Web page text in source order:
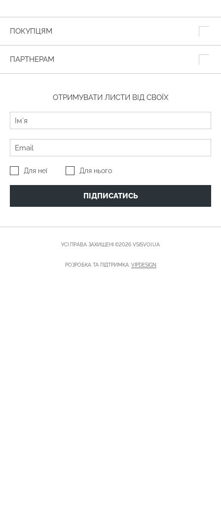
ПОКУПЦЯМ
ПАРТНЕРАМ
ОТРИМУВАТИ ЛИСТИ ВІД СВОЇХ
Для неї Для нього
ПІДПИСАТИСЬ
УСІ ПРАВА ЗАХИЩЕНІ ©2026 VSISVOI.UA
РОЗРОБКА ТА ПІДТРИМКА: VIPDESIGN